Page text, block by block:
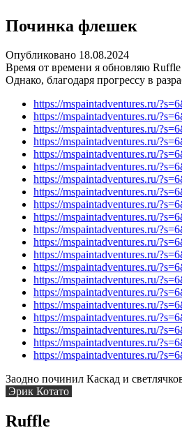
Починка флешек
Опубликовано 18.08.2024
Время от времени я обновляю
Однако, благодаря прогрессу в
https://mspaintadventures.ru/
https://mspaintadventures.ru/
https://mspaintadventures.ru/
https://mspaintadventures.ru/
https://mspaintadventures.ru/
https://mspaintadventures.ru/
https://mspaintadventures.ru/
https://mspaintadventures.ru/
https://mspaintadventures.ru/
https://mspaintadventures.ru/
https://mspaintadventures.ru/
https://mspaintadventures.ru/
https://mspaintadventures.ru/
https://mspaintadventures.ru/
https://mspaintadventures.ru/
https://mspaintadventures.ru/
https://mspaintadventures.ru/
https://mspaintadventures.ru/
https://mspaintadventures.ru/
https://mspaintadventures.ru/
https://mspaintadventures.ru/
Заодно починил Каскад и
Эрик Котато
Ruffle